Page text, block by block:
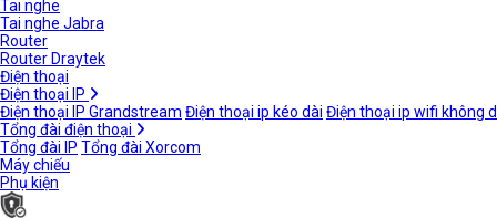
Tai nghe
Tai nghe Jabra
Router
Router Draytek
Điện thoại
Điện thoại IP
Điện thoại IP Grandstream Điện thoại ip kéo dài Điện thoại ip wifi không
Tổng đài điện thoại
Tổng đài IP Tổng đài Xorcom
Máy chiếu
Phụ kiện